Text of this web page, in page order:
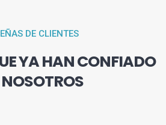
DE CLIENTES
YA HAN CONFIADO